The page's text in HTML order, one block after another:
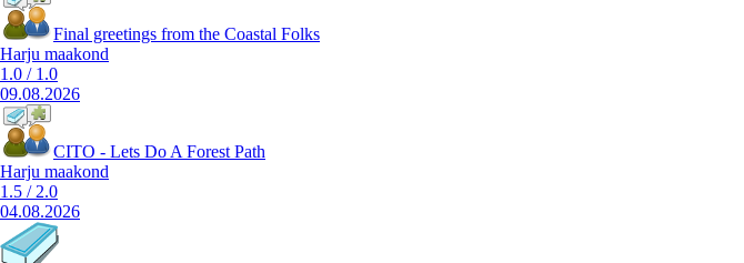
Final greetings from the Coastal Folks
Harju maakond
1.0 / 1.0
09.08.2026
CITO - Lets Do A Forest Path
Harju maakond
1.5 / 2.0
04.08.2026